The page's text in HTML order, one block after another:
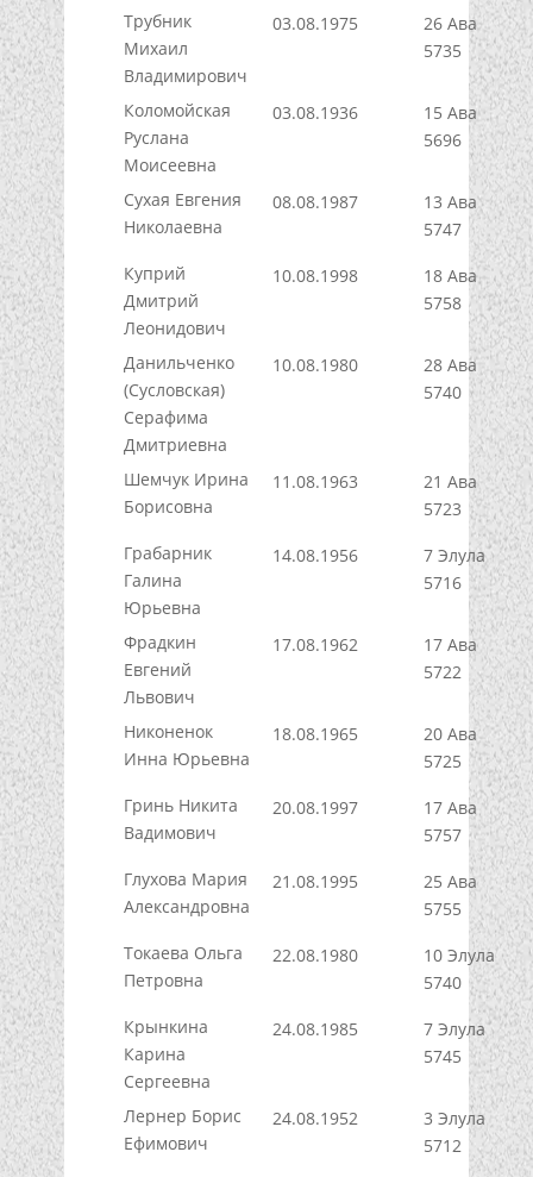
Трубник
Михаил
Владимирович
03.08.1975
26 Ава
5735
Коломойская
Руслана
Моисеевна
03.08.1936
15 Ава
5696
Сухая Евгения
Николаевна
08.08.1987
13 Ава
5747
Куприй
Дмитрий
Леонидович
10.08.1998
18 Ава
5758
Данильченко
(Сусловская)
Серафима
Дмитриевна
10.08.1980
28 Ава
5740
Шемчук Ирина
Борисовна
11.08.1963
21 Ава
5723
Грабарник
Галина
Юрьевна
14.08.1956
7 Элула
5716
Фрадкин
Евгений
Львович
17.08.1962
17 Ава
5722
Никоненок
Инна Юрьевна
18.08.1965
20 Ава
5725
Гринь Никита
Вадимович
20.08.1997
17 Ава
5757
Глухова Мария
Александровна
21.08.1995
25 Ава
5755
Токаева Ольга
Петровна
22.08.1980
10 Элула
5740
Крынкина
Карина
Сергеевна
24.08.1985
7 Элула
5745
Лернер Борис
Ефимович
24.08.1952
3 Элула
5712